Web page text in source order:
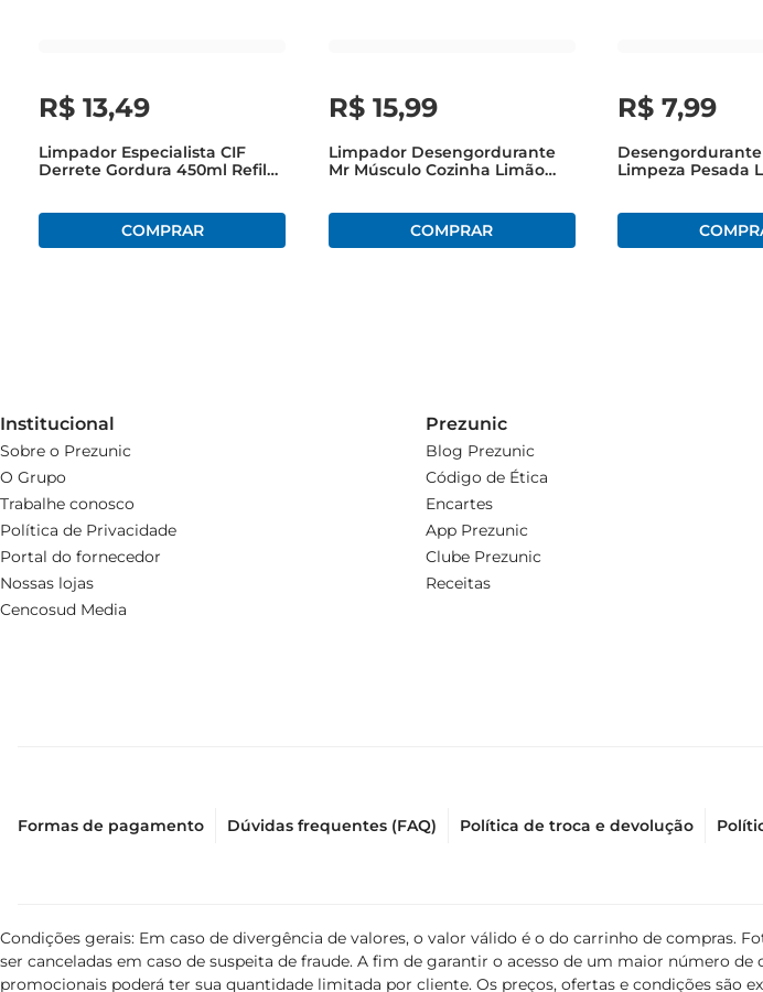
R$ 13,49
Limpador Especialista CIF
Derrete Gordura 450ml Refil
R$ 15,99
Limpador Desengordurante
Mr Músculo Cozinha Limão
R$ 7,99
Limpeza Pesada
Institucional
Sobre o Prezunic
O Grupo
Trabalhe conosco
Política de Privacidade
Portal do fornecedor
Nossas lojas
Cencosud Media
Prezunic
Blog Prezunic
Código de Ética
Encartes
App Prezunic
Clube Prezunic
Receitas
Formas de pagamento Dúvidas frequentes (FAQ) Política de troca e devolução
Condições gerais: Em caso de divergência de valores, o valor válido é o do carrinho de compras.
ser canceladas em caso de suspeita de fraude. A fim de garantir o acesso de um maior número
promocionais poderá ter sua quantidade limitada por cliente. Os preços, ofertas e condições são